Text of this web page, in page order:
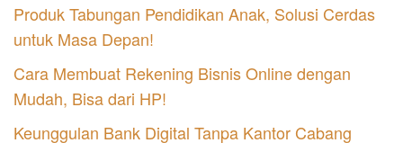
Produk Tabungan Pendidikan Anak, Solusi Cerdas
untuk Masa Depan!
Cara Membuat Rekening Bisnis Online dengan
Mudah, Bisa dari HP!
Keunggulan Bank Digital Tanpa Kantor Cabang